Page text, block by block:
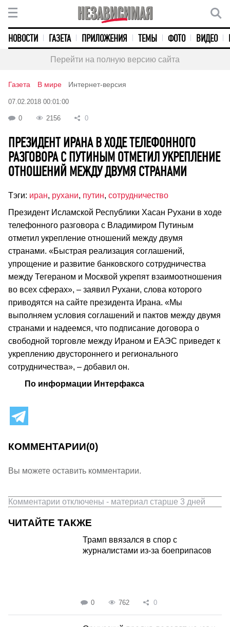
НОВОСТИ ГАЗЕТА ПРИЛОЖЕНИЯ ТЕМЫ ФОТО ВИДЕО
Перейти на полную версию сайта
Газета В мире Интернет-версия
07.02.2018 00:01:00
0 2156 0
ПРЕЗИДЕНТ ИРАНА В ХОДЕ ТЕЛЕФОННОГО
РАЗГОВОРА С ПУТИНЫМ ОТМЕТИЛ УКРЕПЛЕНИЕ
ОТНОШЕНИЙ МЕЖДУ ДВУМЯ СТРАНАМИ
Тэги: иран, рухани, путин, сотрудничество
Президент Исламской Республики Хасан Рухани в ходе
телефонного разговора с Владимиром Путиным
отметил укрепление отношений между двумя
странами. «Быстрая реализация соглашений,
упрощение и развитие банковского сотрудничества
между Тегераном и Москвой укрепят взаимоотношения
во всех сферах», – заявил Рухани, слова которого
приводятся на сайте президента Ирана. «Мы
выполняем условия соглашений и пактов между двумя
странами и надеемся, что подписание договора о
свободной торговле между Ираном и ЕАЭС приведет к
укреплению двустороннего и регионального
сотрудничества», – добавил он.
По информации Интерфакса
КОММЕНТАРИИ(0)
Вы можете оставить комментарии.
Комментарии отключены - материал старше 3 дней
ЧИТАЙТЕ ТАКЖЕ
Трамп ввязался в спор с
журналистами из-за боеприпасов
0 762 0